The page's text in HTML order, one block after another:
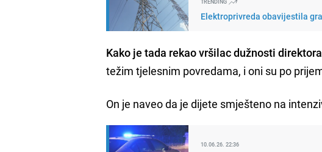
Elektroprivreda obavijestila
Kako je tada rekao vršilac dužnosti
težim tjelesnim povredama, i oni su po
On je naveo da je dijete smješteno na
10.06.26. 22:36